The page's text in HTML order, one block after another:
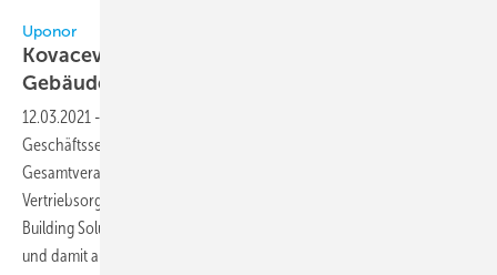
Uponor
Kovacev und Schmidt übernehmen
Gebäudetechnik-Vertrieb
12.03.2021 -
Geschäftssegment Gebäudetechnik Europa neu aus. Die
Gesamtverantwortung für die neue europäische
Vertriebsorganisation übernimmt Goran Kovacev als Vice President,
Building Solutions Sales Europe. Gerrit Schmidt ist für Zentraleuropa
und damit auch für den deutschen Markt